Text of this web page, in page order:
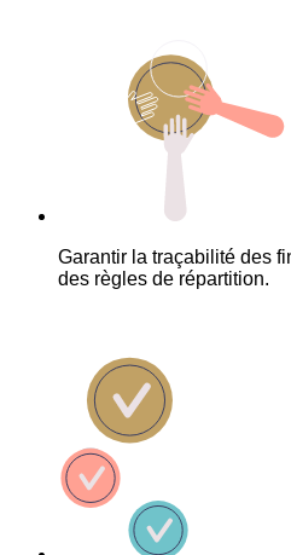
Garantir la traçabilité des
des règles de répartition.